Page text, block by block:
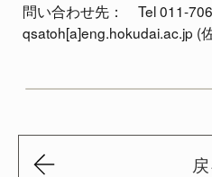
問い合わせ先： Tel 011-
qsatoh[a]eng.hokudai.ac.jp (